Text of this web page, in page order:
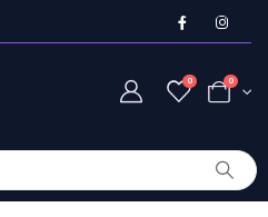
0 0